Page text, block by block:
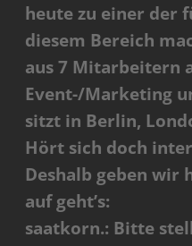
heute zu einer der
diesem Bereich
aus 7 Mitarbeitern
Event-/Marketing
sitzt in Berlin,
Hört sich doch
Deshalb geben wir
auf geht’s:
saatkorn.: Bitte